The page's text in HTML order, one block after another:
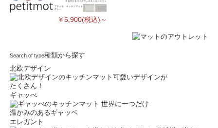
￥5,900(税込)～
Search of type種類から探す
北欧デザイン
可愛いデザインが
たくさん！
ギャッべ
世界に一つだけ
温かみのあるギャッベ
エレガント